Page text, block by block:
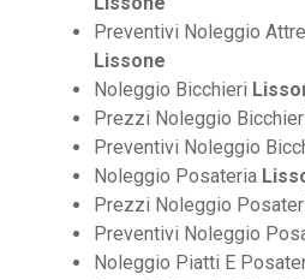
Preventivi Noleggio
Lissone
Noleggio Bicchieri
Prezzi Noleggio
Preventivi Noleggio
Noleggio Posateria
Prezzi Noleggio
Preventivi Noleggio
Noleggio Piatti E